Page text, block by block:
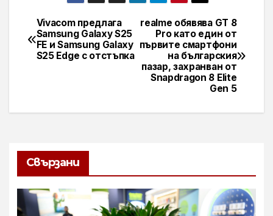
Навигация
realme обявява GT 8
Pro като един от
първите смартфони
на българския
пазар, захранван от
Snapdragon 8 Elite
Gen 5
Vivacom предлага
Samsung Galaxy S25
FE и Samsung Galaxy
S25 Edge с отстъпка
Свързани